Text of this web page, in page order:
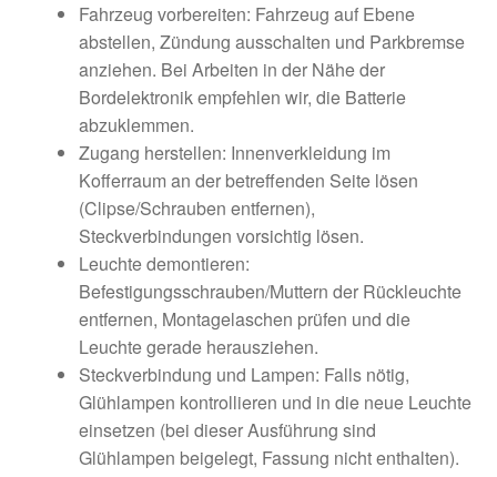
Fahrzeug vorbereiten: Fahrzeug auf Ebene
abstellen, Zündung ausschalten und Parkbremse
anziehen. Bei Arbeiten in der Nähe der
Bordelektronik empfehlen wir, die Batterie
abzuklemmen.
Zugang herstellen: Innenverkleidung im
Kofferraum an der betreffenden Seite lösen
(Clipse/Schrauben entfernen),
Steckverbindungen vorsichtig lösen.
Leuchte demontieren:
Befestigungsschrauben/Muttern der Rückleuchte
entfernen, Montagelaschen prüfen und die
Leuchte gerade herausziehen.
Steckverbindung und Lampen: Falls nötig,
Glühlampen kontrollieren und in die neue Leuchte
einsetzen (bei dieser Ausführung sind
Glühlampen beigelegt, Fassung nicht enthalten).